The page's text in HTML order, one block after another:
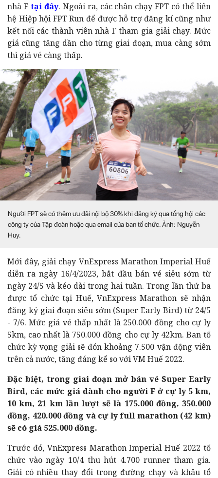
nhà F tại đây. Ngoài ra, các chân chạy FPT có thể liên
hệ Hiệp hội FPT Run để được hỗ trợ đăng kí cũng như
kết nối các thành viên nhà F tham gia giải chạy. Mức
giá cũng tăng dần cho từng giai đoạn, mua càng sớm
thì giá vé càng thấp.
Người FPT sẽ có thêm ưu đãi nội bộ 30% khi đăng ký qua tổng hội các
công ty của Tập đoàn hoặc qua email của ban tổ chức. Ảnh: Nguyễn
Huy.
Mới đây, giải chạy VnExpress Marathon Imperial Huế
diễn ra ngày 16/4/2023, bắt đầu bán vé siêu sớm từ
ngày 24/5 và kéo dài trong hai tuần. Trong lần thứ ba
được tổ chức tại Huế, VnExpress Marathon sẽ nhận
đăng ký giai đoạn siêu sớm (Super Early Bird) từ 24/5
- 7/6. Mức giá vé thấp nhất là 250.000 đồng cho cự ly
5km, cao nhất là 750.000 đồng cho cự ly 42km. Ban tổ
chức kỳ vọng giải sẽ đón khoảng 7.500 vận động viên
trên cả nước, tăng đáng kể so với VM Huế 2022.
Đặc biệt, trong giai đoạn mở bán vé Super Early
Bird, các mức giá dành cho người F ở cự ly 5 km,
10 km, 21 km lần lượt sẽ là 175.000 đồng, 350.000
đồng, 420.000 đồng và cự ly full marathon (42 km)
sẽ có giá 525.000 đồng.
Trước đó, VnExpress Marathon Imperial Huế 2022 tổ
chức vào ngày 10/4 thu hút 4.700 runner tham gia.
Giải có nhiều thay đổi trong đường chạy và khâu tổ